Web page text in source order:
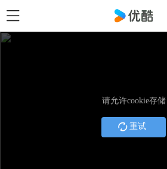
请允许cookie存储
重试